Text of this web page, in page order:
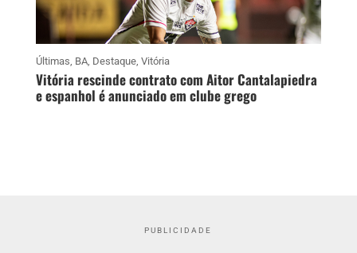
Últimas, BA, Destaque, Vitória
Vitória rescinde contrato com Aitor Cantalapiedra
e espanhol é anunciado em clube grego
PUBLICIDADE